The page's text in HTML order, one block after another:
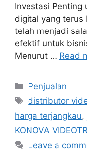
Investasi Penting
digital yang terus
telah menjadi
efektif untuk
Menurut … Read
Categories
Penjualan
Tags
distributor
harga terjangkau,
KONOVA
Leave a